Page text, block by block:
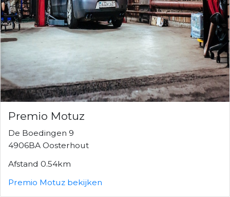
Premio Motuz
De Boedingen 9
4906BA Oosterhout
Afstand 0.54km
Premio Motuz bekijken